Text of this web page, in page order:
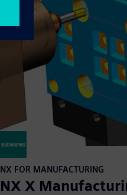
NX FOR MANUFACTURING
NX X